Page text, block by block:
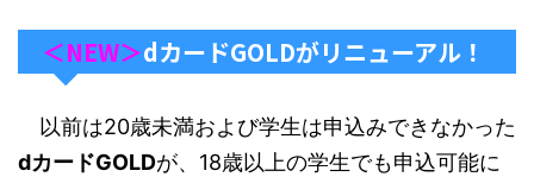
＜NEW＞dカードGOLDがリニューアル！
以前は20歳未満および学生は申込みできなかった
dカードGOLDが、18歳以上の学生でも申込可能に